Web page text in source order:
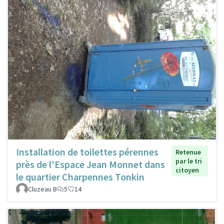
Installation de toilettes pérennes
près de l'Espace Jean Monnet dans
le quartier Charpennes Tonkin
Retenue
par le tri
citoyen
Cluzeau B 5 14